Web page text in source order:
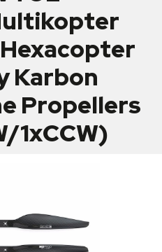
Karbon
Propellers
1xCCW)